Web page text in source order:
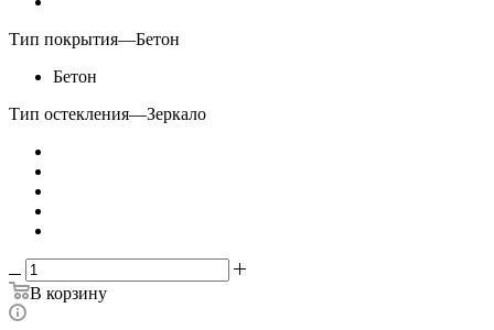
Тип покрытия—Бетон
Бетон
Тип остекления—Зеркало
В корзину